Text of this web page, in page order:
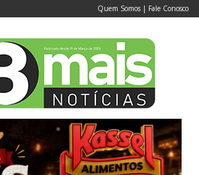
Quem Somos | Fale Conosco